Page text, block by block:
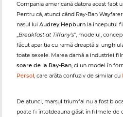
Compania americană datora acest fapt
Pentru că, atunci când Ray-Ban
nasul lui Audrey Hepburn la începutul
„Breakfast at Tiffany’s”, modelul,
făcut apariția cu ramă dreaptă și
toate sexele. Marea damă a industriei
soare de la Ray-Ban, ci un model în
Persol, care arăta confuziv de similar cu
De atunci, marșul triumfal nu a fost
poate fi întotdeauna găsit în filmele de